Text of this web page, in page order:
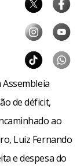
de déficit,
ao
Luiz Fernando
e despesa do